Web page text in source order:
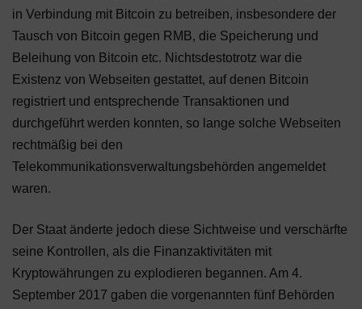
in Verbindung mit Bitcoin zu betreiben, insbesondere der
Tausch von Bitcoin gegen RMB, die Speicherung und
Beleihung von Bitcoin etc. Nichtsdestotrotz war die
Existenz von Webseiten gestattet, auf denen Bitcoin
registriert und entsprechende Transaktionen und
durchgeführt werden konnten, so lange solche Webseiten
rechtmäßig bei den
Telekommunikationsverwaltungsbehörden angemeldet
waren.
Der Staat änderte jedoch diese Sichtweise und verschärfte
seine Kontrollen, als die Finanzaktivitäten mit
Kryptowährungen zu explodieren begannen. Am 4.
September 2017 gaben die vorgenannten fünf Behörden